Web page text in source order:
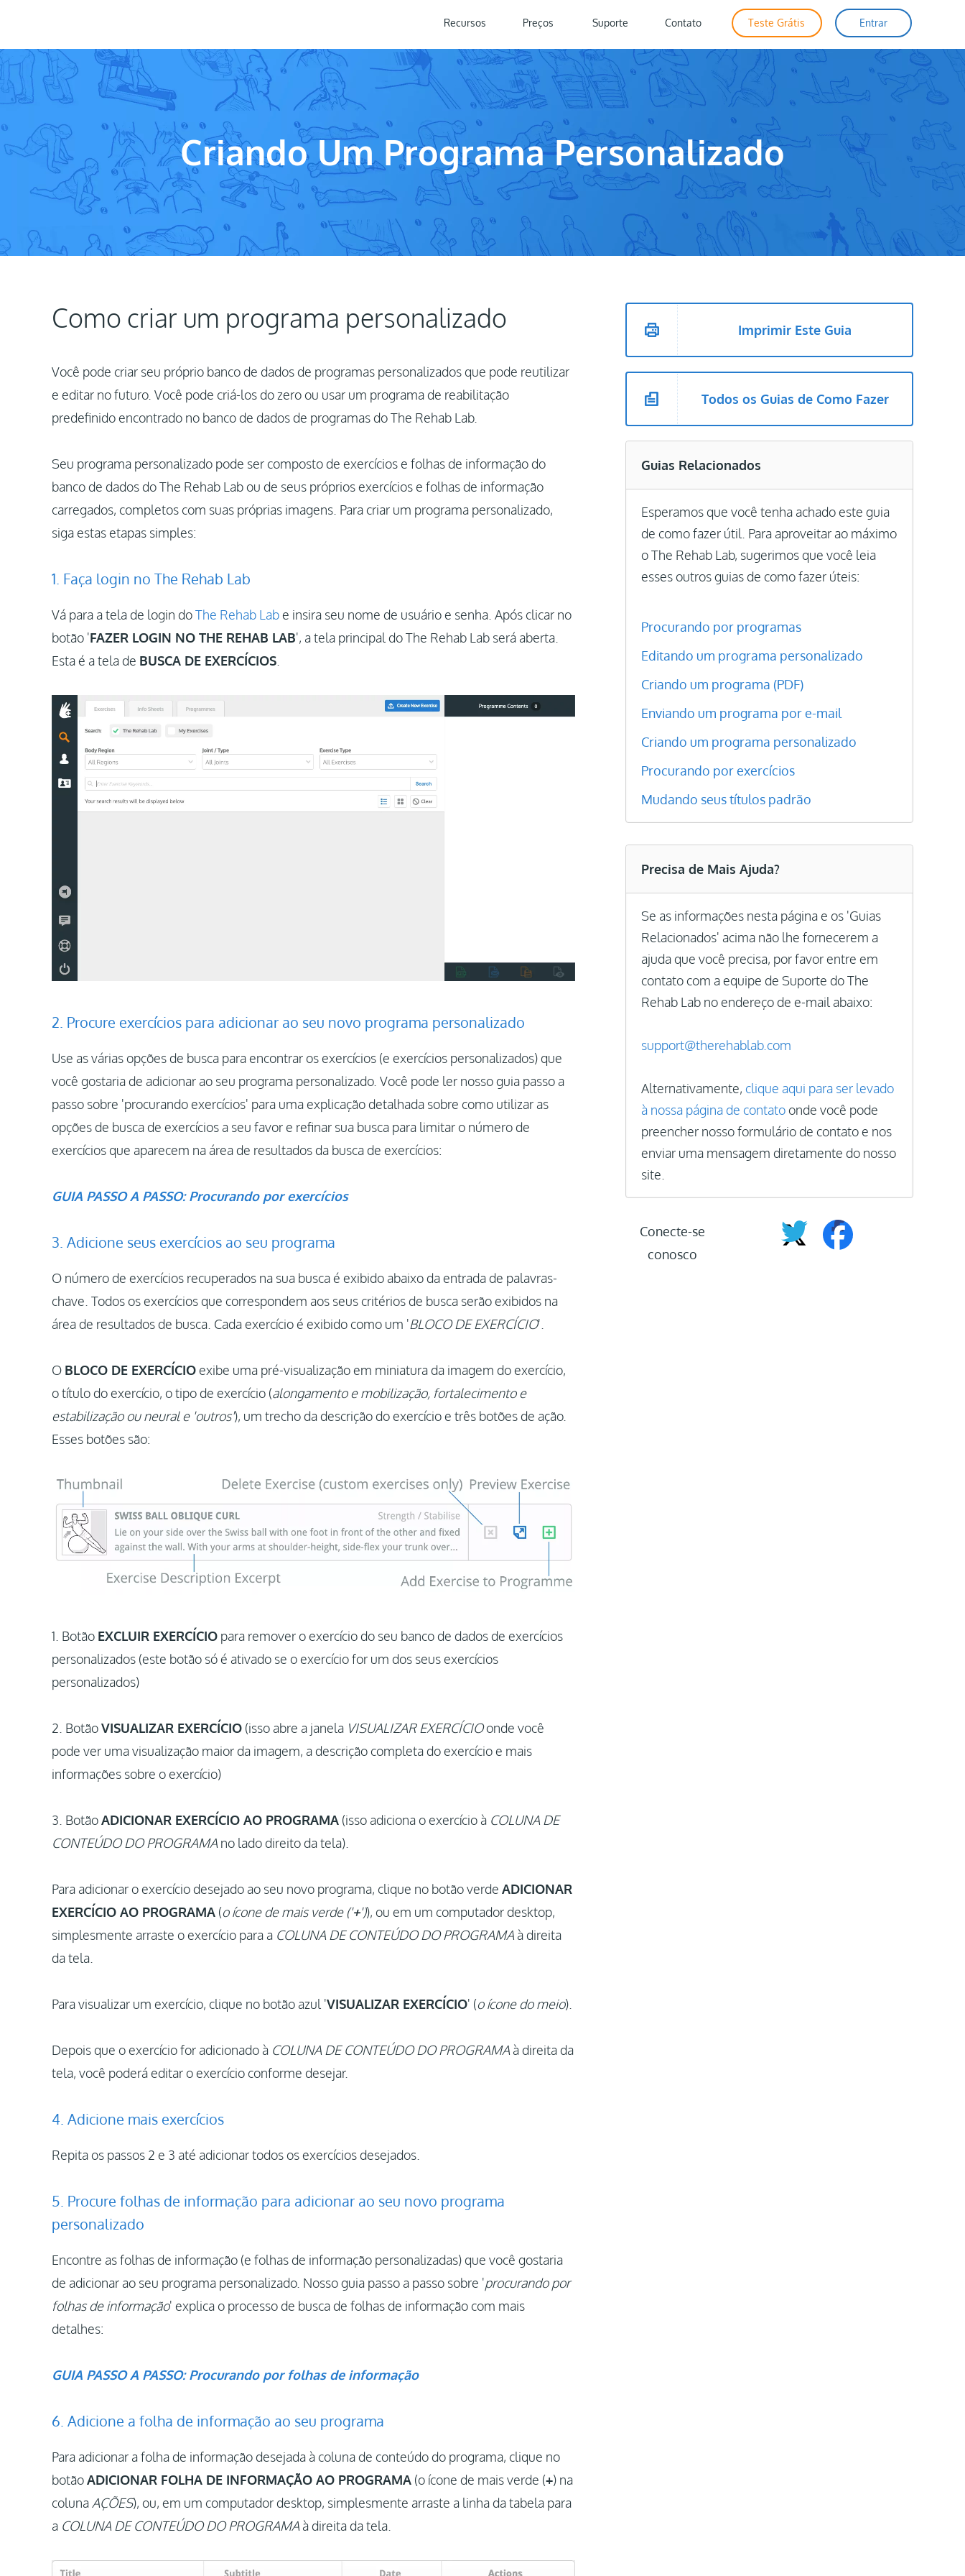
Recursos Preços Suporte Contato Teste Grátis Entrar
Criando Um Programa Personalizado
Como criar um programa personalizado
Você pode criar seu próprio banco de dados de programas personalizados que pode reutilizar
e editar no futuro. Você pode criá-los do zero ou usar um programa de reabilitação
predefinido encontrado no banco de dados de programas do The Rehab Lab.
Seu programa personalizado pode ser composto de exercícios e folhas de informação do
banco de dados do The Rehab Lab ou de seus próprios exercícios e folhas de informação
carregados, completos com suas próprias imagens. Para criar um programa personalizado,
siga estas etapas simples:
1. Faça login no The Rehab Lab
Vá para a tela de login doThe Rehab Labe insira seu nome de usuário e senha. Após clicar no
botão 'FAZER LOGIN NO THE REHAB LAB', a tela principal do The Rehab Lab será aberta.
Esta é a tela de BUSCA DE EXERCÍCIOS
2. Procure exercícios para adicionar ao seu novo programa personalizado
Use as várias opções de busca para encontrar os exercícios (e exercícios personalizados) que
você gostaria de adicionar ao seu programa personalizado. Você pode ler nosso guia passo a
passo sobre 'procurando exercícios' para uma explicação detalhada sobre como utilizar as
opções de busca de exercícios a seu favor e refinar sua busca para limitar o número de
exercícios que aparecem na área de resultados da busca de exercícios:
GUIA PASSO A PASSO: Procurando por exercícios
3. Adicione seus exercícios ao seu programa
O número de exercícios recuperados na sua busca é exibido abaixo da entrada de palavras-
chave. Todos os exercícios que correspondem aos seus critérios de busca serão exibidos na
área de resultados de busca. Cada exercício é exibido como um 'BLOCO DE EXERCÍCIO'.
O BLOCO DE EXERCÍCIOexibe uma pré-visualização em miniatura da imagem do exercício,
o título do exercício, o tipo de exercício (alongamento e mobilização, fortalecimento e
estabilização ou neural e 'outros'), um trecho da descrição do exercício e três botões de ação.
Esses botões são:
1. Botão EXCLUIR EXERCÍCIO para remover o exercício do seu banco de dados de exercícios
personalizados (este botão só é ativado se o exercício for um dos seus exercícios
personalizados)
2. BotãoVISUALIZAR EXERCÍCIO (isso abre a janela VISUALIZAR EXERCÍCIOonde você
pode ver uma visualização maior da imagem, a descrição completa do exercício e mais
informações sobre o exercício)
3. BotãoADICIONAR EXERCÍCIO AO PROGRAMA (isso adiciona o exercício à COLUNA DE
CONTEÚDO DO PROGRAMA no lado direito da tela).
Para adicionar o exercício desejado ao seu novo programa, clique no botão verde ADICIONAR
EXERCÍCIO AO PROGRAMA (o ícone de mais verde ('+')), ou em um computador desktop,
simplesmente arraste o exercício para a COLUNA DE CONTEÚDO DO PROGRAMA à direita
da tela.
Para visualizar um exercício, clique no botão azul 'VISUALIZAR EXERCÍCIO' (o ícone do meio).
Depois que o exercício for adicionado à COLUNA DE CONTEÚDO DO PROGRAMA à direita da
tela, você poderá editar o exercício conforme desejar.
4. Adicione mais exercícios
Repita os passos 2 e 3 até adicionar todos os exercícios desejados.
5. Procure folhas de informação para adicionar ao seu novo programa
personalizado
Encontre as folhas de informação (e folhas de informação personalizadas) que você gostaria
de adicionar ao seu programa personalizado. Nosso guia passo a passo sobre 'procurando por
folhas de informação' explica o processo de busca de folhas de informação com mais
detalhes:
GUIA PASSO A PASSO: Procurando por folhas de informação
6. Adicione a folha de informação ao seu programa
Para adicionar a folha de informação desejada à coluna de conteúdo do programa, clique no
botãoADICIONAR FOLHA DE INFORMAÇÃO AO PROGRAMA (o ícone de mais verde (+) na
coluna AÇÕES), ou, em um computador desktop, simplesmente arraste a linha da tabela para
a COLUNA DE CONTEÚDO DO PROGRAMA à direita da tela.
Imprimir Este Guia
Todos os Guias de Como Fazer
Guias Relacionados
Esperamos que você tenha achado este guia
de como fazer útil. Para aproveitar ao máximo
o The Rehab Lab, sugerimos que você leia
esses outros guias de como fazer úteis:
Procurando por programas
Editando um programa personalizado
Criando um programa (PDF)
Enviando um programa por e-mail
Criando um programa personalizado
Procurando por exercícios
Mudando seus títulos padrão
Precisa de Mais Ajuda?
Se as informações nesta página e os 'Guias
Relacionados' acima não lhe fornecerem a
ajuda que você precisa, por favor entre em
contato com a equipe de Suporte do The
Rehab Lab no endereço de e-mail abaixo:
support@therehablab.com
Alternativamente, clique aqui para ser levado
à nossa página de contato onde você pode
preencher nosso formulário de contato e nos
enviar uma mensagem diretamente do nosso
site.
Conecte-se
conosco